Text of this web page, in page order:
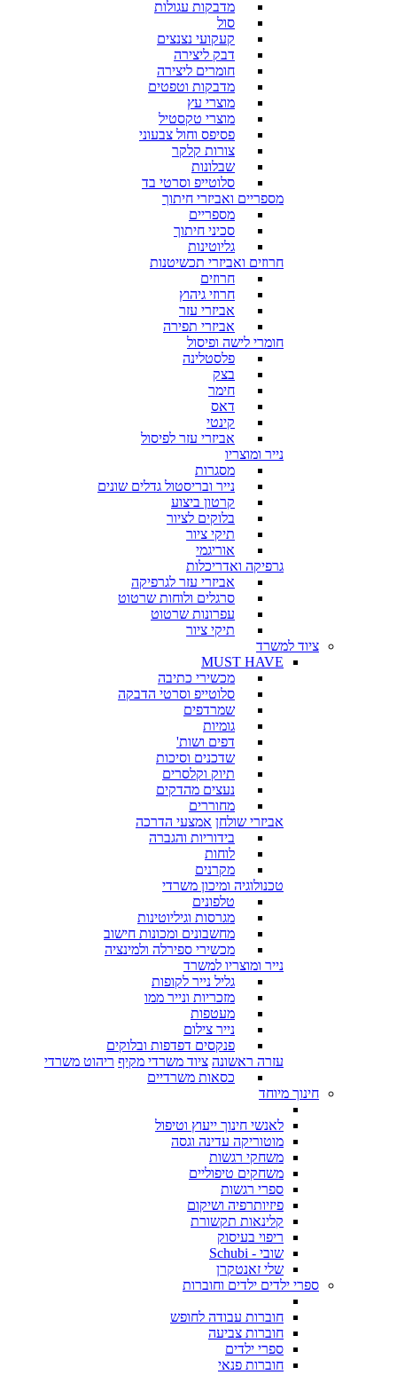
מדבקות עגולות
סול
קעקועי נצנצים
דבק ליצירה
חומרים ליצירה
מדבקות וטפטים
מוצרי עץ
מוצרי טקסטיל
פסיפס וחול צבעוני
צורות קלקר
שבלונות
סלוטייפ וסרטי בד
מספריים ואביזרי חיתוך
מספריים
סכיני חיתוך
גליוטינות
חרוזים ואביזרי תכשיטנות
חרוזים
חרוזי גיהוץ
אביזרי עזר
אביזרי תפירה
חומרי לישה ופיסול
פלסטלינה
בצק
חימר
דאס
קינטי
אביזרי עזר לפיסול
נייר ומוצריו
מסגרות
נייר ובריסטול גדלים שונים
קרטון ביצוע
בלוקים לציור
תיקי ציור
אוריגמי
גרפיקה ואדריכלות
אביזרי עזר לגרפיקה
סרגלים ולוחות שרטוט
עפרונות שרטוט
תיקי ציור
ציוד למשרד
MUST HAVE
מכשירי כתיבה
סלוטייפ וסרטי הדבקה
שמרדפים
גומיות
דפים ושות'
שדכנים וסיכות
תיוק וקלסרים
נעצים מהדקים
מחוררים
אביזרי שולחן אמצעי הדרכה
בידוריות והגברה
לוחות
מקרנים
טכנולוגיה ומיכון משרדי
טלפונים
מגרסות וגיליוטינות
מחשבונים ומכונות חישוב
מכשירי ספירלה ולמינציה
נייר ומוצריו למשרד
גליל נייר לקופות
מזכריות ונייר ממו
מעטפות
נייר צילום
פנקסים דפדפות ובלוקים
עזרה ראשונה ציוד משרדי מקיף ריהוט משרדי
כסאות משרדיים
חינוך מיוחד
לאנשי חינוך ייעוץ וטיפול
מוטוריקה עדינה וגסה
משחקי רגשות
משחקים טיפוליים
ספרי רגשות
פיזיותרפיה ושיקום
קלינאות תקשורת
ריפוי בעיסוק
שובי - Schubi
שלי זאנטקרן
ספרי ילדים ילדים וחוברות
חוברות עבודה לחופש
חוברות צביעה
ספרי ילדים
חוברות פנאי